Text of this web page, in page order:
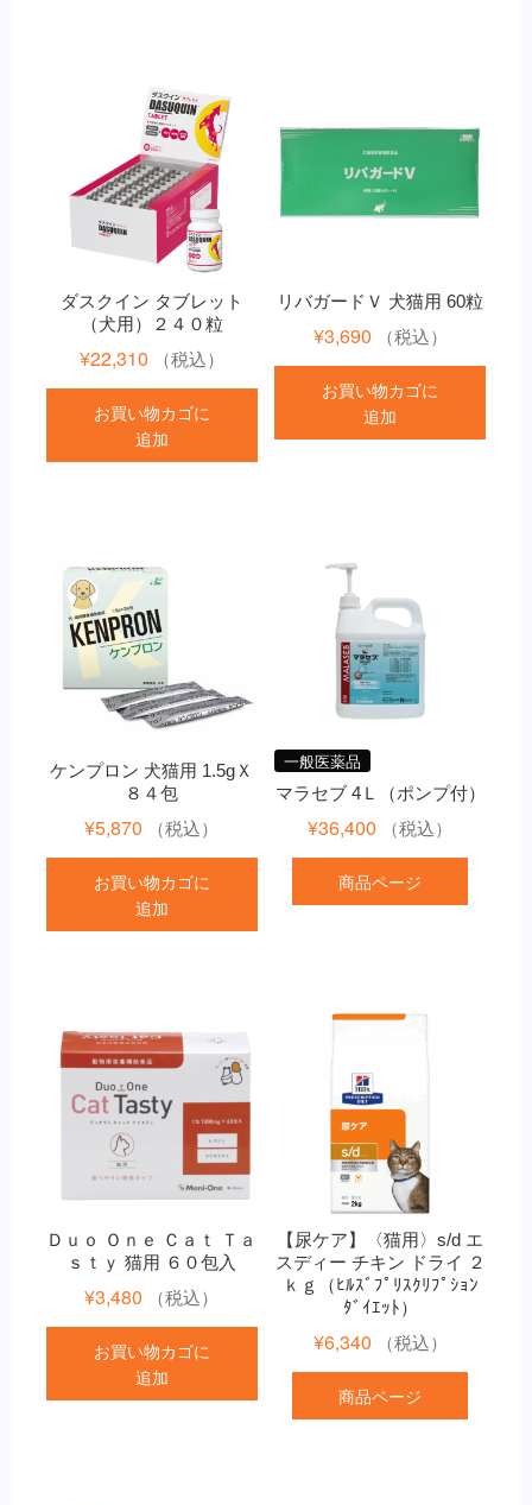
ダスクイン タブレット
（犬用）２４０粒
¥22,310 （税込）
お買い物カゴに
追加
リバガードＶ 犬猫用 60粒
¥3,690 （税込）
お買い物カゴに
追加
ケンプロン 犬猫用 1.5gＸ
８４包
¥5,870 （税込）
お買い物カゴに
追加
一般医薬品
マラセブ 4Ｌ（ポンプ付）
¥36,400 （税込）
商品ページ
Ｄｕｏ Ｏｎｅ Ｃａｔ Ｔａ
ｓｔｙ 猫用 ６０包入
¥3,480 （税込）
お買い物カゴに
追加
【尿ケア】〈猫用〉s/d エ
スディー チキン ドライ ２
ｋｇ（ﾋﾙｽﾞﾌﾟﾘｽｸﾘﾌﾟｼｮﾝ
ﾀﾞｲｴｯﾄ）
¥6,340 （税込）
商品ページ